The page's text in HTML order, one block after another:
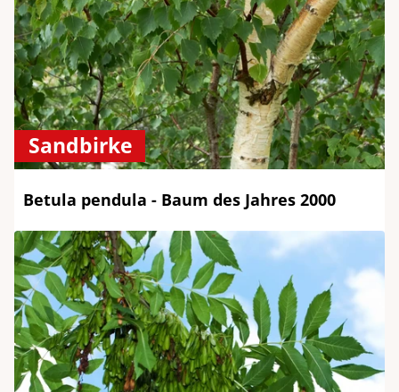
Sandbirke
Betula pendula - Baum des Jahres 2000